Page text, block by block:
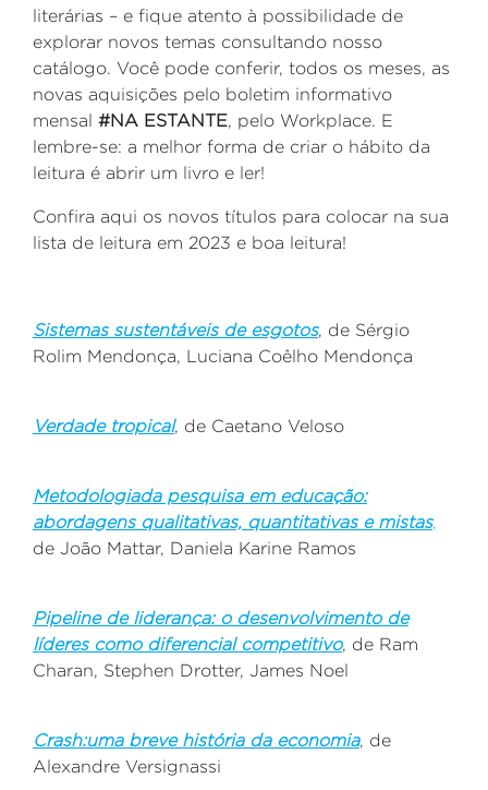
literárias – e fique atento à possibilidade de
explorar novos temas consultando nosso
catálogo. Você pode conferir, todos os meses, as
novas aquisições pelo boletim informativo
mensal #NA ESTANTE, pelo Workplace. E
lembre-se: a melhor forma de criar o hábito da
leitura é abrir um livro e ler!
Confira aqui os novos títulos para colocar na sua
lista de leitura em 2023 e boa leitura!
Sistemas sustentáveis de esgotos, de Sérgio
Rolim Mendonça, Luciana Coêlho Mendonça
Verdade tropical, de Caetano Veloso
Metodologiada pesquisa em educação:
abordagens qualitativas, quantitativas e mistas,
de João Mattar, Daniela Karine Ramos
Pipeline de liderança: o desenvolvimento de
líderes como diferencial competitivo, de Ram
Charan, Stephen Drotter, James Noel
Crash:uma breve história da economia, de
Alexandre Versignassi